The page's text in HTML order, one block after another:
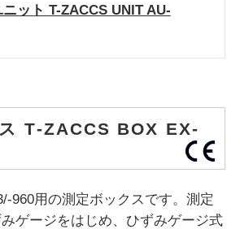
ット T-ZACCS UNIT AU-
T-ZACCS BOX EX-
960用の測定ボックスです。測定
ゲージをはじめ、ひずみゲージ式